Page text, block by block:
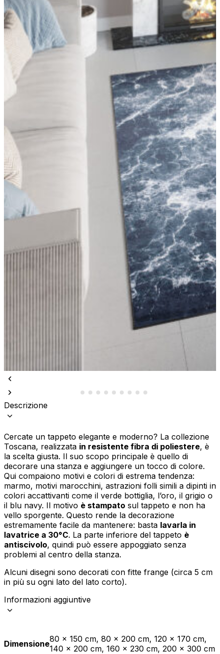
Descrizione
Cercate un tappeto elegante e moderno? La collezione
Toscana, realizzata in resistente fibra di poliestere, è
la scelta giusta. Il suo scopo principale è quello di
decorare una stanza e aggiungere un tocco di colore.
Qui compaiono motivi e colori di estrema tendenza:
marmo, motivi marocchini, astrazioni folli simili a dipinti in
colori accattivanti come il verde bottiglia, l’oro, il grigio o
il blu navy. Il motivo è stampato sul tappeto e non ha
vello sporgente. Questo rende la decorazione
estremamente facile da mantenere: basta lavarla in
lavatrice a 30°C. La parte inferiore del tappeto è
antiscivolo, quindi può essere appoggiato senza
problemi al centro della stanza.
Alcuni disegni sono decorati con fitte frange (circa 5 cm
in più su ogni lato del lato corto).
Informazioni aggiuntive
Dimensione80 x 150 cm, 80 x 200 cm, 120 x 170 cm,
140 x 200 cm, 160 x 230 cm, 200 x 300 cm